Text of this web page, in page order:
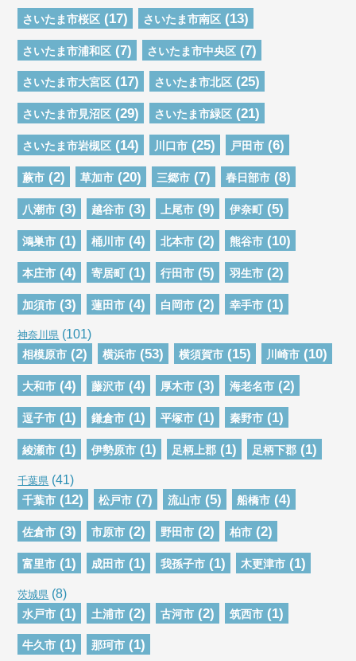
さいたま市桜区 (17) さいたま市南区 (13)
さいたま市浦和区 (7) さいたま市中央区 (7)
さいたま市大宮区 (17) さいたま市北区 (25)
さいたま市見沼区 (29) さいたま市緑区 (21)
さいたま市岩槻区 (14) 川口市 (25) 戸田市 (6)
蕨市 (2) 草加市 (20) 三郷市 (7) 春日部市 (8)
八潮市 (3) 越谷市 (3) 上尾市 (9) 伊奈町 (5)
鴻巣市 (1) 桶川市 (4) 北本市 (2) 熊谷市 (10)
本庄市 (4) 寄居町 (1) 行田市 (5) 羽生市 (2)
加須市 (3) 蓮田市 (4) 白岡市 (2) 幸手市 (1)
神奈川県 (101)
相模原市 (2) 横浜市 (53) 横須賀市 (15) 川崎市 (10)
大和市 (4) 藤沢市 (4) 厚木市 (3) 海老名市 (2)
逗子市 (1) 鎌倉市 (1) 平塚市 (1) 秦野市 (1)
綾瀬市 (1) 伊勢原市 (1) 足柄上郡 (1) 足柄下郡 (1)
千葉県 (41)
千葉市 (12) 松戸市 (7) 流山市 (5) 船橋市 (4)
佐倉市 (3) 市原市 (2) 野田市 (2) 柏市 (2)
富里市 (1) 成田市 (1) 我孫子市 (1) 木更津市 (1)
茨城県 (8)
水戸市 (1) 土浦市 (2) 古河市 (2) 筑西市 (1)
牛久市 (1) 那珂市 (1)